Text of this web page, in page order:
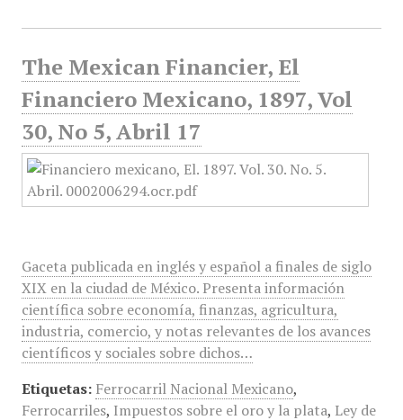
The Mexican Financier, El
Financiero Mexicano, 1897, Vol
30, No 5, Abril 17
Gaceta publicada en inglés y español a finales de siglo
XIX en la ciudad de México. Presenta información
científica sobre economía, finanzas, agricultura,
industria, comercio, y notas relevantes de los avances
científicos y sociales sobre dichos…
Etiquetas: Ferrocarril Nacional Mexicano,
Ferrocarriles, Impuestos sobre el oro y la plata, Ley de